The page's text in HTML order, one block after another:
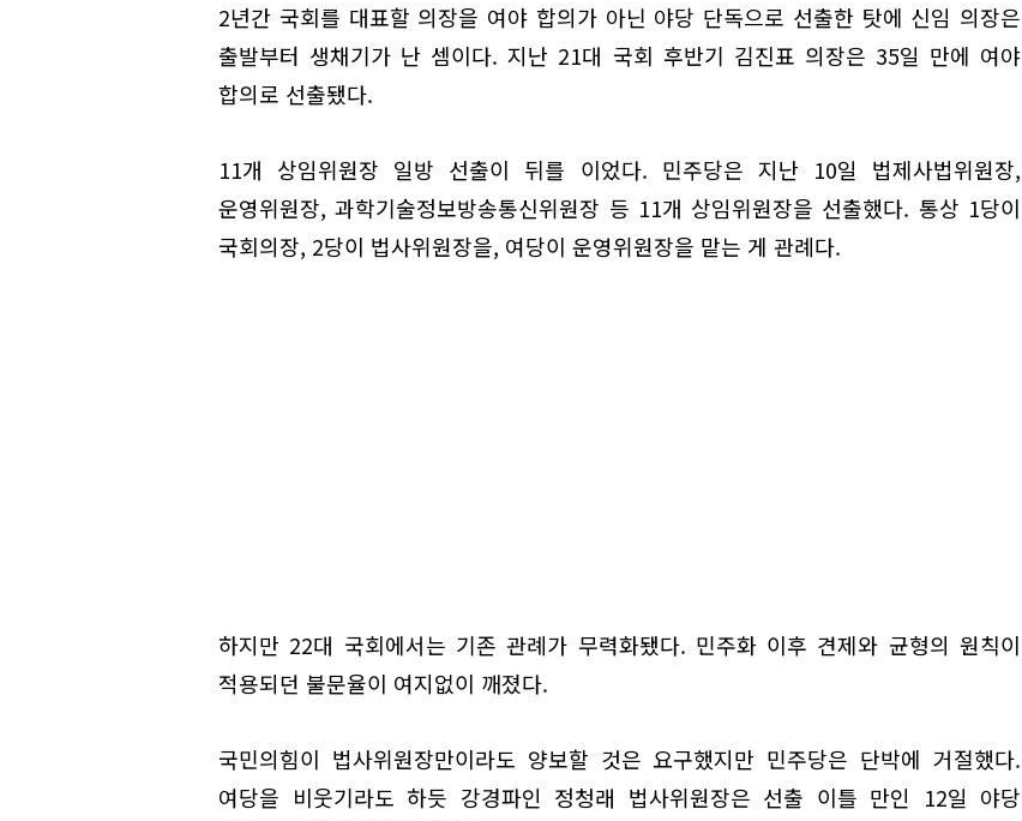
2년간 국회를 대표할 의장을 여야 합의가 아닌 야당 단독으로 선출한 탓에 신임 의장은
출발부터 생채기가 난 셈이다. 지난 21대 국회 후반기 김진표 의장은 35일 만에 여야
합의로 선출됐다.
11개 상임위원장 일방 선출이 뒤를 이었다. 민주당은 지난 10일 법제사법위원장,
운영위원장, 과학기술정보방송통신위원장 등 11개 상임위원장을 선출했다. 통상 1당이
국회의장, 2당이 법사위원장을, 여당이 운영위원장을 맡는 게 관례다.
하지만 22대 국회에서는 기존 관례가 무력화됐다. 민주화 이후 견제와 균형의 원칙이
적용되던 불문율이 여지없이 깨졌다.
국민의힘이 법사위원장만이라도 양보할 것은 요구했지만 민주당은 단박에 거절했다.
여당을 비웃기라도 하듯 강경파인 정청래 법사위원장은 선출 이틀 만인 12일 야당